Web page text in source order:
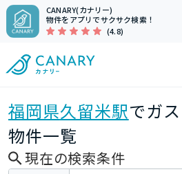
CANARY(カナリー)
物件をアプリでサクサク検索！
(4.8)
福岡県久留米駅でガ
物件一覧
現在の検索条件